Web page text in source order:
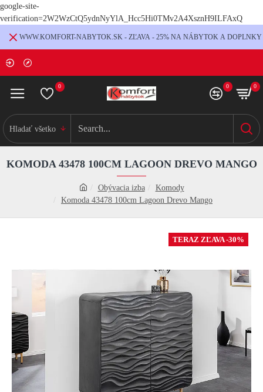
google-site-
verification=2W2WzCtQ5ydnNyYlA_Hcc5Hi0TMv2A4XsznH9ILFAxQ
WWW.KOMFORT-NABYTOK.SK - ZĽAVA - 25% NA NÁBYTOK A DOPLNKY
0 0 0
Hladať všetko
Obývacia izba
Komody
Komoda 43478 100cm Lagoon Drevo Mango
KOMODA 43478 100CM LAGOON DREVO MANGO
TERAZ ZĽAVA -30%